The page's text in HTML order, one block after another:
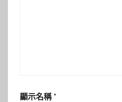
顯示名稱 *